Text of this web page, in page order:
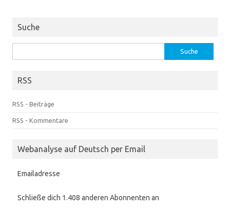
Suche
nach:
RSS
RSS - Beiträge
RSS - Kommentare
Webanalyse auf Deutsch per Email
Emailadresse
Schließe dich 1.408 anderen Abonnenten an